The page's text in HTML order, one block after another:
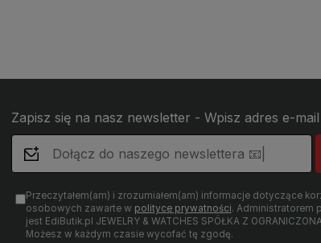
Zapisz się na nasz newsletter - Wpisz adres e-mail
Przeczytałem(am) i zrozumiałem(am) informacje dotyczące
osobowych zawarte w polityce prywatności. Administratorem
jest EdiButik.pl JEWELRY & WATCHES SPÓŁKA Z
Możesz w każdym czasie wycofać tę zgodę.